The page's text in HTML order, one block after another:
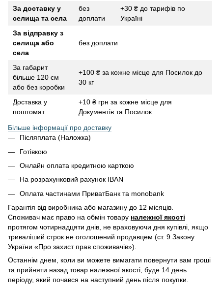
За доставку у
селища та села
без
доплати
+30 ₴ до тарифів по
Україні
За відправку з
селища або
села
без доплати
За габарит
більше 120 см
або без коробки
+100 ₴ за кожне місце для Посилок до
30 кг
Доставка у
поштомат
+10 ₴ грн за кожне місце для
Документів та Посилок
Більше інформації про доставку
Післяплата (Наложка)
Готівкою
Онлайн оплата кредитною карткою
На розрахунковий рахунок IBAN
Оплата частинами ПриватБанк та monobank
Гарантія від виробника або магазину до 12 місяців.
Споживач має право на обмін товару належної якості
протягом чотирнадцяти днів, не враховуючи дня купівлі, якщо
триваліший строк не оголошений продавцем (ст. 9 Закону
України «Про захист прав споживачів»).
Останнім днем, коли ви можете вимагати повернути вам гроші
та прийняти назад товар належної якості, буде 14 день
періоду, який почався на наступний день після покупки.